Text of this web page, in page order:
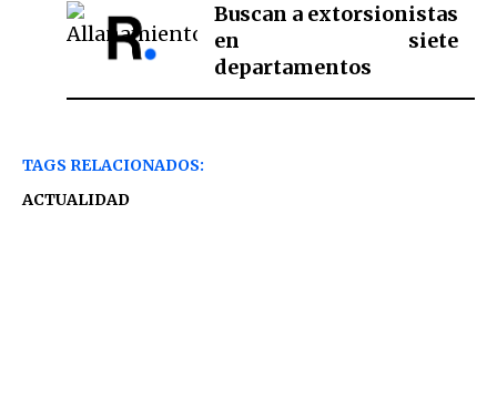
Buscan a extorsionistas
en siete
departamentos
TAGS RELACIONADOS:
ACTUALIDAD